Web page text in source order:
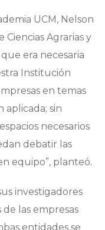
UCM, Nelson
Ciencias Agrarias y
era necesaria
Institución
en temas
aplicada; sin
necesarios
debatir las
equipo”, planteó.
investigadores
de las empresas
entidades se